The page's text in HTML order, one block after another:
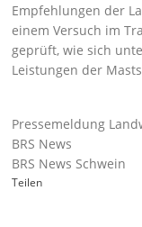
Empfehlungen der
einem Versuch im
geprüft, wie sich
Leistungen der
Pressemeldung
BRS News
BRS News Schwein
Teilen